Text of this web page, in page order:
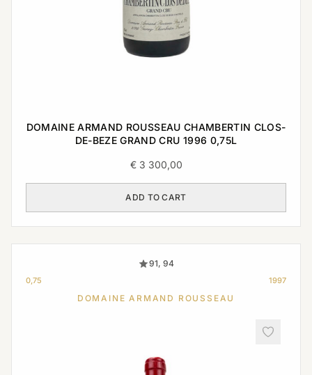
DOMAINE ARMAND ROUSSEAU CHAMBERTIN CLOS-
DE-BEZE GRAND CRU 1996 0,75L
€3 300,00
ADD TO CART
91, 94
0,75 1997
DOMAINE ARMAND ROUSSEAU